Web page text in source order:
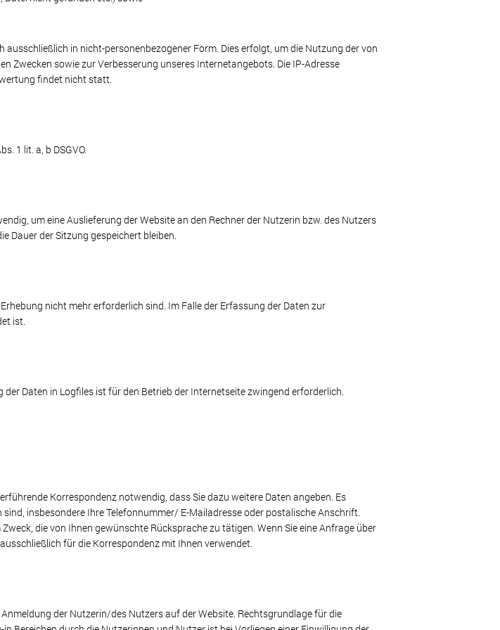
in nicht-personenbezogener Form. Dies erfolgt, um die Nutzung der von
Zwecken sowie zur Verbesserung unseres Internetangebots. Die IP-Adresse
findet nicht statt.
1 lit. a, b DSGVO.
um eine Auslieferung der Website an den Rechner der Nutzerin bzw. des Nutzers
Dauer der Sitzung gespeichert bleiben.
nicht mehr erforderlich sind. Im Falle der Erfassung der Daten zur
ist.
Daten in Logfiles ist für den Betrieb der Internetseite zwingend erforderlich.
Korrespondenz notwendig, dass Sie dazu weitere Daten angeben. Es
insbesondere Ihre Telefonnummer/ E-Mailadresse oder postalische Anschrift.
die von Ihnen gewünschte Rücksprache zu tätigen. Wenn Sie eine Anfrage über
für die Korrespondenz mit Ihnen verwendet.
der Nutzerin/des Nutzers auf der Website. Rechtsgrundlage für die